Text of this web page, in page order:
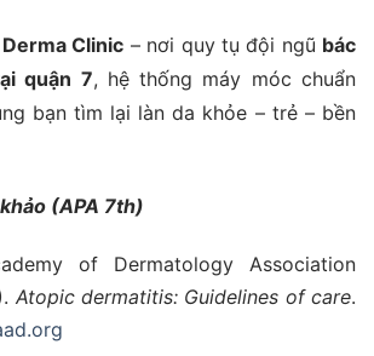
Clinic – nơi quy tụ đội ngũ bác
quận 7, hệ thống máy móc chuẩn
bạn tìm lại làn da khỏe – trẻ – bền
(APA 7th)
of Dermatology Association
Atopic dermatitis: Guidelines of care.